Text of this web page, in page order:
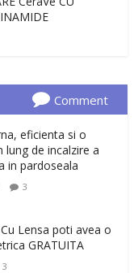
inedite, cadouri
la Giftspot.ro,
de baie cu mărire
dezvoltat,
pentru
Comment
eficienta si o
de incalzire a
in pardoseala
3
Lensa poti avea o
GRATUITA
3